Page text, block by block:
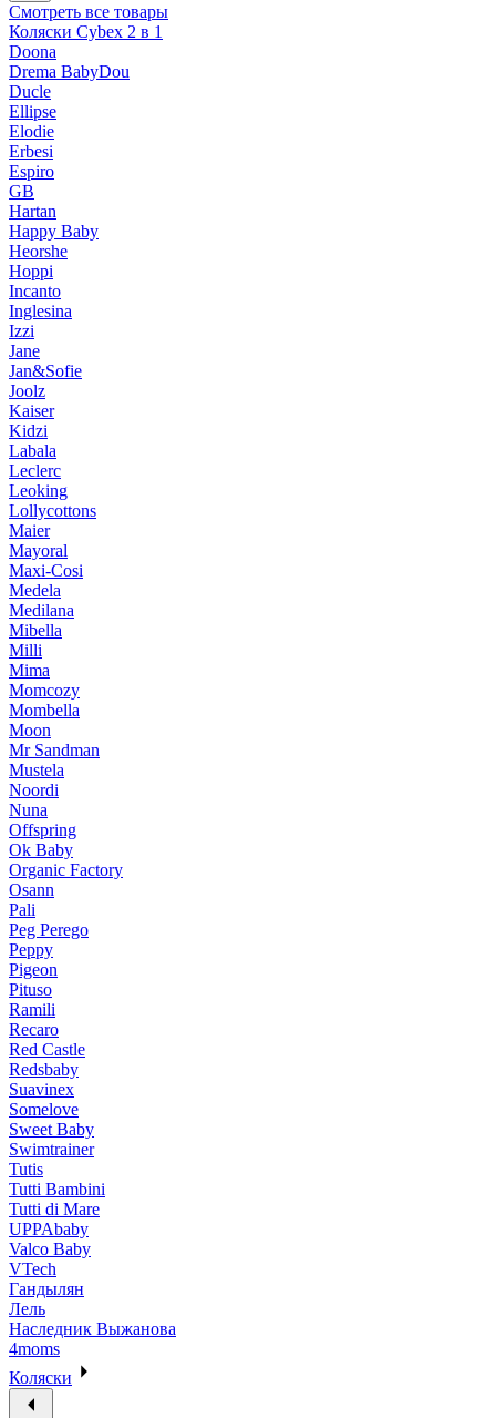
Смотреть все товары
Коляски Cybex 2 в 1
Doona
Drema BabyDou
Ducle
Ellipse
Elodie
Erbesi
Espiro
GB
Hartan
Happy Baby
Heorshe
Hoppi
Incanto
Inglesina
Izzi
Jane
Jan&Sofie
Joolz
Kaiser
Kidzi
Labala
Leclerc
Leoking
Lollycottons
Maier
Mayoral
Maxi-Cosi
Medela
Medilana
Mibella
Milli
Mima
Momcozy
Mombella
Moon
Mr Sandman
Mustela
Noordi
Nuna
Offspring
Ok Baby
Organic Factory
Osann
Pali
Peg Perego
Peppy
Pigeon
Pituso
Ramili
Recaro
Red Castle
Redsbaby
Suavinex
Somelove
Sweet Baby
Swimtrainer
Tutis
Tutti Bambini
Tutti di Mare
UPPAbaby
Valco Baby
VTech
Гандылян
Лель
Наследник Выжанова
4moms
Коляски